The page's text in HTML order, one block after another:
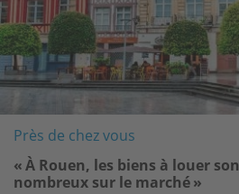
Près de chez vous
« À Rouen, les biens à louer
nombreux sur le marché »